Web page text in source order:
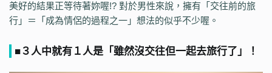
美好的結果正等待著妳喔!? 對於男性來說，擁有「交往前的旅
行」＝「成為情侶的過程之一」想法的似乎不少喔。
■３人中就有１人是「雖然沒交往但一起去旅行了」！